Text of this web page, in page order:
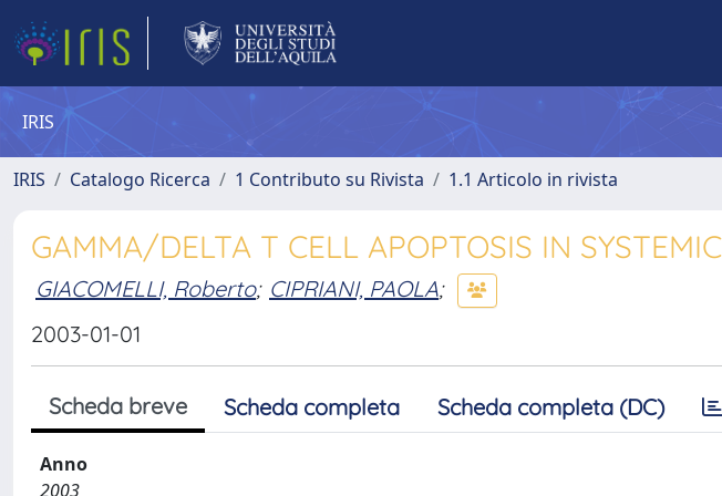
IRIS
IRIS Catalogo Ricerca 1 Contributo su Rivista 1.1 Articolo in rivista
GAMMA/DELTA T CELL APOPTOSIS IN
GIACOMELLI, Roberto; CIPRIANI, PAOLA;
2003-01-01
Scheda breve Scheda completa Scheda completa (DC)
Anno
2003